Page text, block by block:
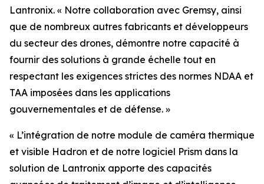
Lantronix. « Notre collaboration avec Gremsy, ainsi
que de nombreux autres fabricants et développeurs
du secteur des drones, démontre notre capacité à
fournir des solutions à grande échelle tout en
respectant les exigences strictes des normes NDAA et
TAA imposées dans les applications
gouvernementales et de défense. »
« L’intégration de notre module de caméra thermique
et visible Hadron et de notre logiciel Prism dans la
solution de Lantronix apporte des capacités